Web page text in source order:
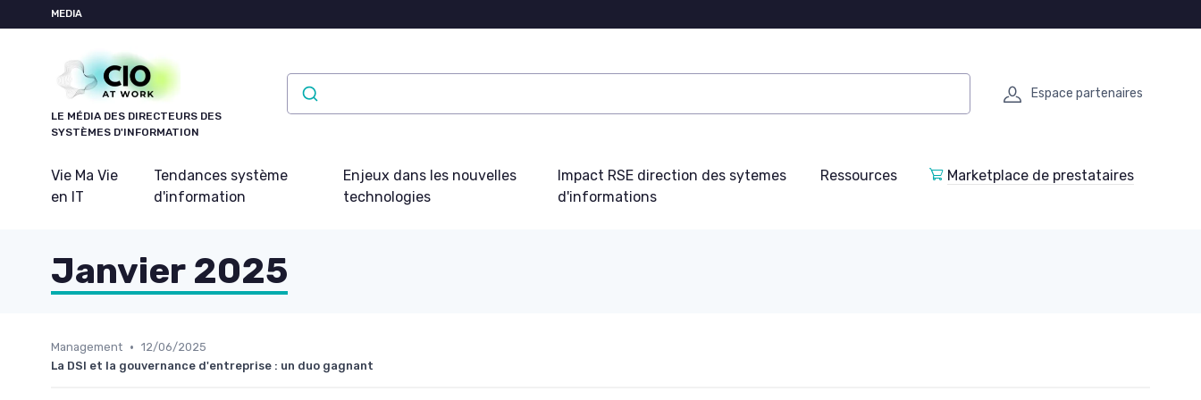
MEDIA
LE MÉDIA DES DIRECTEURS DES
SYSTÈMES D'INFORMATION
Espace partenaires
Vie Ma Vie
en IT
Tendances système
d'information
Enjeux dans les nouvelles
technologies
Impact RSE direction des sytemes
d'informations
Ressources Marketplace de prestataires
Janvier 2025
Management • 12/06/2025
La DSI et la gouvernance d'entreprise : un duo gagnant
Panneau de gestion des cookies